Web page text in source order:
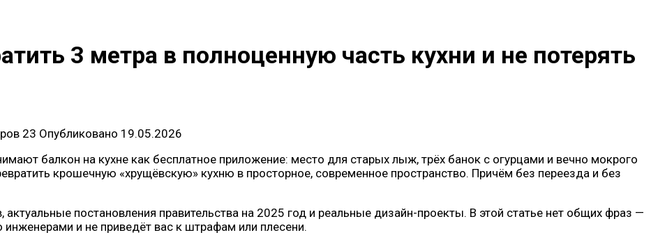
3 метра в полноценную часть кухни и не потерять
23 Опубликовано 19.05.2026
балкон на кухне как бесплатное приложение: место для старых лыж, трёх банок с огурцами и вечно мокрого
крошечную «хрущёвскую» кухню в просторное, современное пространство. Причём без переезда и без
постановления правительства на 2025 год и реальные дизайн-проекты. В этой статье нет общих фраз —
и не приведёт вас к штрафам или плесени.